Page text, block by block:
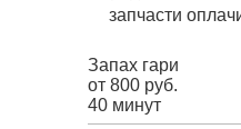
запчасти
Запах гари
от 800 руб.
40 минут